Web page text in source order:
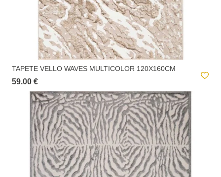
TAPETE VELLO WAVES MULTICOLOR 120X160CM
59.00 €